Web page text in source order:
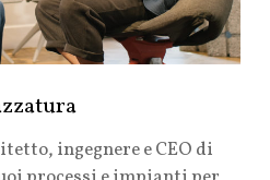
ingegnere e CEO di